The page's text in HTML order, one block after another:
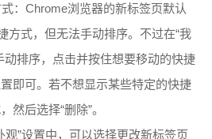
：Chrome浏览器的新标签页默认
方式，但无法手动排序。不过在“我
动排序，点击并按住想要移动的快捷
即可。若不想显示某些特定的快捷
然后选择“删除”。
观”设置中，可以选择更改新标签页